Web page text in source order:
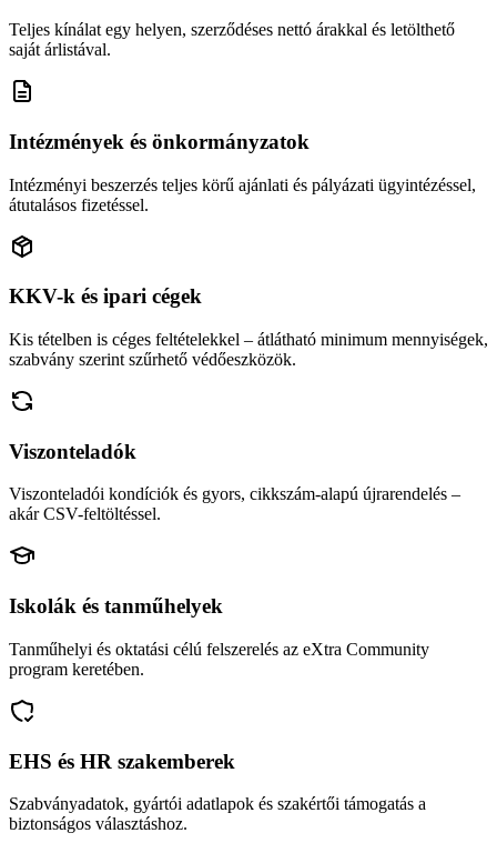
Teljes kínálat egy helyen, szerződéses nettó árakkal és letölthető
saját árlistával.
Intézmények és önkormányzatok
Intézményi beszerzés teljes körű ajánlati és pályázati ügyintézéssel,
átutalásos fizetéssel.
KKV-k és ipari cégek
Kis tételben is céges feltételekkel – átlátható minimum mennyiségek,
szabvány szerint szűrhető védőeszközök.
Viszonteladók
Viszonteladói kondíciók és gyors, cikkszám-alapú újrarendelés –
akár CSV-feltöltéssel.
Iskolák és tanműhelyek
Tanműhelyi és oktatási célú felszerelés az eXtra Community
program keretében.
EHS és HR szakemberek
Szabványadatok, gyártói adatlapok és szakértői támogatás a
biztonságos választáshoz.